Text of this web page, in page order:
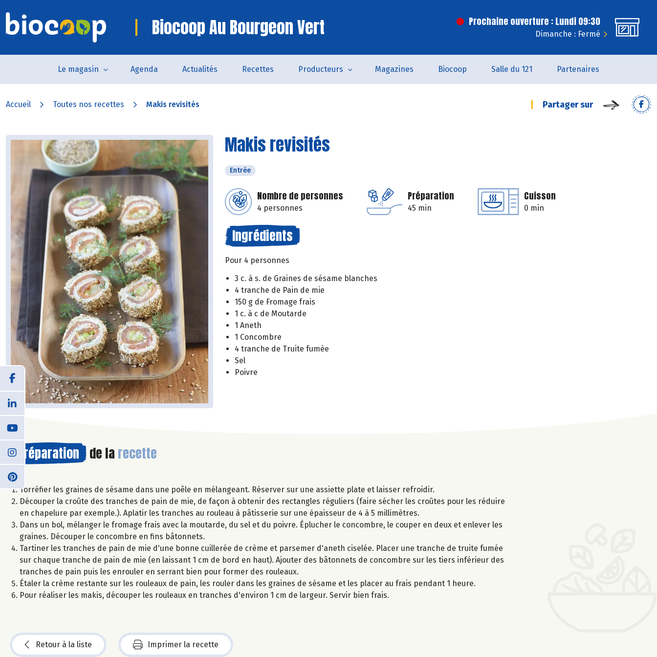
Biocoop Au Bourgeon Vert Prochaine ouverture : Lundi 09:30
Dimanche : Fermé
Le magasin Agenda Actualités Recettes Producteurs Magazines Biocoop Salle du 121 Partenaires
Accueil Toutes nos recettes Makis revisités Partager sur
Makis revisités
Entrée
Nombre de personnes
4 personnes
Préparation
45 min
Cuisson
0 min
Ingrédients
Pour 4 personnes
3 c. à s. de Graines de sésame blanches
4 tranche de Pain de mie
150 g de Fromage frais
1 c. à c de Moutarde
1 Aneth
1 Concombre
4 tranche de Truite fumée
Sel
Poivre
Préparation de la recette
Torréfier les graines de sésame dans une poêle en mélangeant. Réserver sur une assiette plate et laisser refroidir.
Découper la croûte des tranches de pain de mie, de façon à obtenir des rectangles réguliers (faire sécher les croûtes pour les réduire
en chapelure par exemple.). Aplatir les tranches au rouleau à pâtisserie sur une épaisseur de 4 à 5 millimètres.
Dans un bol, mélanger le fromage frais avec la moutarde, du sel et du poivre. Éplucher le concombre, le couper en deux et enlever les
graines. Découper le concombre en fins bâtonnets.
Tartiner les tranches de pain de mie d'une bonne cuillerée de crème et parsemer d'aneth ciselée. Placer une tranche de truite fumée
sur chaque tranche de pain de mie (en laissant 1 cm de bord en haut). Ajouter des bâtonnets de concombre sur les tiers inférieur des
tranches de pain puis les enrouler en serrant bien pour former des rouleaux.
Étaler la crème restante sur les rouleaux de pain, les rouler dans les graines de sésame et les placer au frais pendant 1 heure.
Pour réaliser les makis, découper les rouleaux en tranches d'environ 1 cm de largeur. Servir bien frais.
Retour à la liste Imprimer la recette